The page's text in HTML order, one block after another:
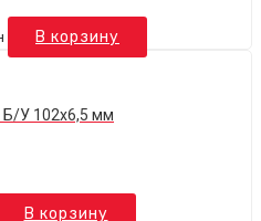
В корзину
Б/У 102х6,5 мм
В корзину